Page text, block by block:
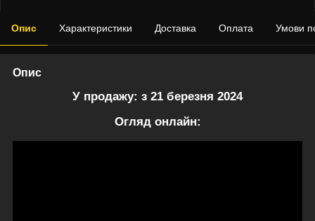
Опис Характеристики Доставка Оплата Умови
Опис
У продажу: з 21 березня 2024
Огляд онлайн: